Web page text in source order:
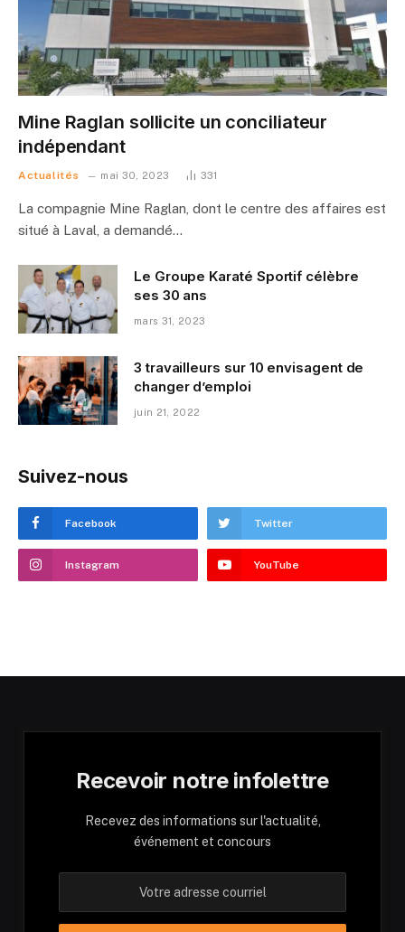
Mine Raglan sollicite un conciliateur
indépendant
Actualités mai 30, 2023 331
La compagnie Mine Raglan, dont le centre des affaires est
situé à Laval, a demandé…
Le Groupe Karaté Sportif célèbre
ses 30 ans
mars 31, 2023
3 travailleurs sur 10 envisagent de
changer d’emploi
juin 21, 2022
Suivez-nous
Facebook Twitter
Instagram YouTube
Recevoir notre infolettre
Recevez des informations sur l'actualité,
événement et concours